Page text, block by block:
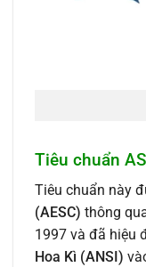
Tiêu chuẩn
Tiêu chuẩn này
(AESC) thông
1997 và đã hiệu
Hoa Kì (ANSI)